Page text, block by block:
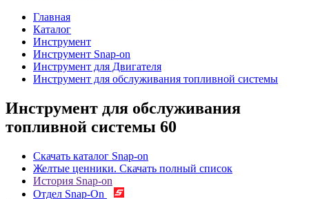
Главная
Каталог
Инструмент
Инструмент Snap-on
Инструмент для Двигателя
Инструмент для обслуживания топливной системы
Инструмент для обслуживания
топливной системы 60
Скачать каталог Snap-on
Желтые ценники. Скачать полный список
История Snap-on
Отдел Snap-On